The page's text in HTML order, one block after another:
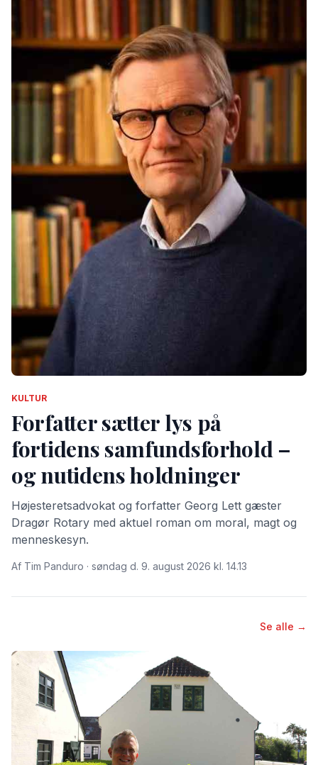
KULTUR
Forfatter sætter lys på
fortidens samfundsforhold –
og nutidens holdninger
Højesteretsadvokat og forfatter Georg Lett gæster
Dragør Rotary med aktuel roman om moral, magt og
menneske­syn.
Af Tim Panduro · søndag d. 9. august 2026 kl. 14.13
Se alle →